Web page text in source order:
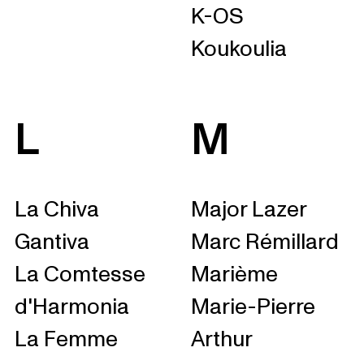
K-OS
Koukoulia
L
La Chiva
Gantiva
La Comtesse
d'Harmonia
La Femme
M
Major Lazer
Marc Rémillard
Marième
Marie-Pierre
Arthur